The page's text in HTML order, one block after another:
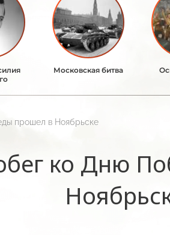
Московская битва
прошел в Ноябрьске
ко Дню